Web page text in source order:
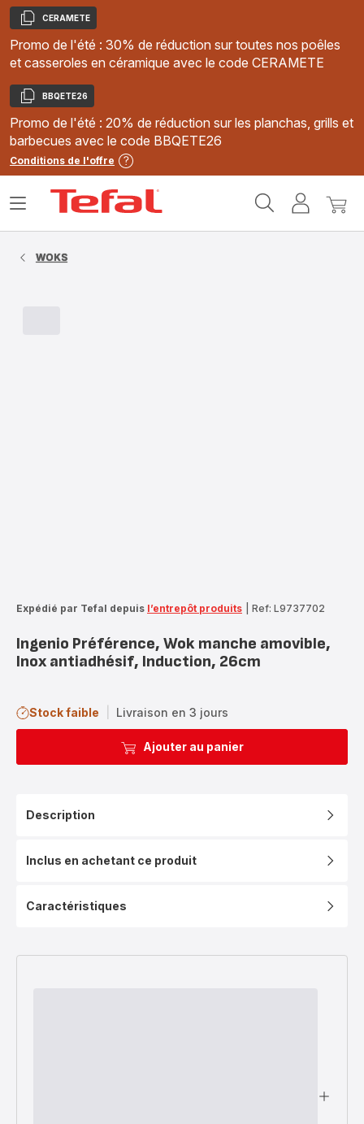
Copier
CERAMETE
Promo de l'été : 30% de réduction sur toutes nos poêles
et casseroles en céramique avec le code CERAMETE
Copier
BBQETE26
Promo de l'été : 20% de réduction sur les planchas, grills et
barbecues avec le code BBQETE26
Conditions de l'offre
MonMon
Ouvrir
WOKS
Expédié par Tefal depuis l’entrepôt produits Ref: L9737702
Ingenio Préférence, Wok manche amovible,
Inox antiadhésif, Induction, 26cm
Stock faible Livraison en 3 jours
Ajouter au panier
Description
Inclus en achetant ce produit
Caractéristiques